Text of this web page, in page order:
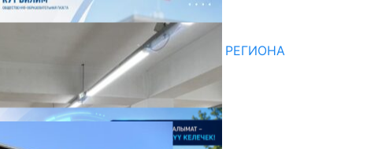
НЕДЕЛЯ В ОБЗОРЕ
07.08.2026
ДЛЯ МЕТОДИСТОВ ЮЖНОГО РЕГИОНА
НАЧАЛОСЬ ОБУЧЕНИЕ
05.08.2026
НЕДЕЛЯ В ОБЗОРЕ